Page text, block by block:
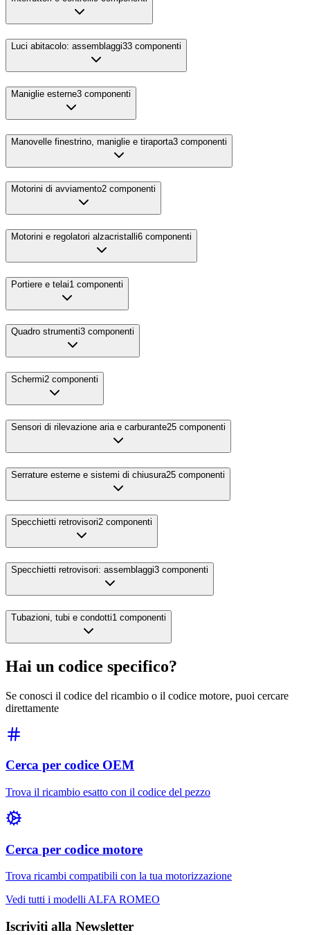
Luci abitacolo: assemblaggi33 componenti
Maniglie esterne3 componenti
Manovelle finestrino, maniglie e tiraporta3 componenti
Motorini di avviamento2 componenti
Motorini e regolatori alzacristalli6 componenti
Portiere e telai1 componenti
Quadro strumenti3 componenti
Schermi2 componenti
Sensori di rilevazione aria e carburante25 componenti
Serrature esterne e sistemi di chiusura25 componenti
Specchietti retrovisori2 componenti
Specchietti retrovisori: assemblaggi3 componenti
Tubazioni, tubi e condotti1 componenti
Hai un codice specifico?
Se conosci il codice del ricambio o il codice motore, puoi cercare
direttamente
Cerca per codice OEM
Trova il ricambio esatto con il codice del pezzo
Cerca per codice motore
Trova ricambi compatibili con la tua motorizzazione
Vedi tutti i modelliALFA ROMEO
Iscriviti alla Newsletter